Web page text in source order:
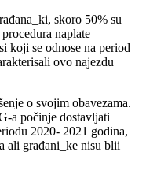
skoro 50% su
naplate
koji se odnose na period
ovo najezdu
o svojim obavezama.
a počinje dostavljati
2020- 2021 godina,
ali građani_ke nisu blii